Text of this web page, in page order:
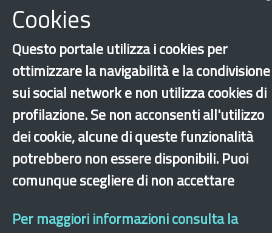
Cookies
Questo portale utilizza i cookies per
ottimizzare la navigabilità e la condivisione
sui social network e non utilizza cookies di
profilazione. Se non acconsenti all'utilizzo
dei cookie, alcune di queste funzionalità
potrebbero non essere disponibili. Puoi
comunque scegliere di non accettare
Per maggiori informazioni consulta la